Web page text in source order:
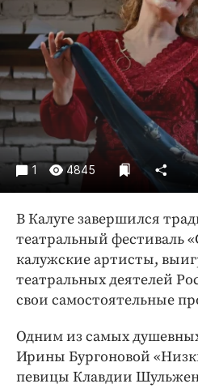
Праздники
Происшествия
Спорт
Экономика и бизнес
ПРОЕКТЫ
Блоги
Издания
Медиаперсона
Интересное чтиво
Клиника года
Бренд года
1 4845
В Калуге завершился
театральный фестиваль
калужские артисты,
театральных деятелей
свои самостоятельные
Одним из самых
Ирины Бургоновой
певицы Клавдии